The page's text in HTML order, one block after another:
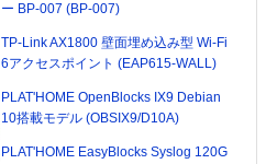
ー BP-007 (BP-007)
TP-Link AX1800 壁面埋め込み型 Wi-Fi
6アクセスポイント (EAP615-WALL)
PLAT'HOME OpenBlocks IX9 Debian
10搭載モデル (OBSIX9/D10A)
PLAT'HOME EasyBlocks Syslog 120G